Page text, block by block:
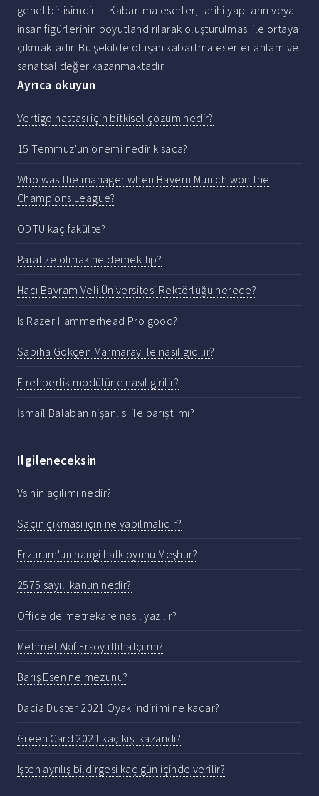
genel bir isimdir. ... Kabartma eserler, tarihi yapıların veya
insan figürlerinin boyutlandırılarak oluşturulması ile ortaya
çıkmaktadır. Bu şekilde oluşan kabartma eserler anlam ve
sanatsal değer kazanmaktadır.
Ayrıca okuyun
Vertigo hastası için bitkisel çözüm nedir?
15 Temmuz'un önemi nedir kısaca?
Who was the manager when Bayern Munich won the
Champions League?
ODTÜ kaç fakülte?
Paralize olmak ne demek tıp?
Hacı Bayram Veli Üniversitesi Rektörlüğü nerede?
Is Razer Hammerhead Pro good?
Sabiha Gökçen Marmaray ile nasıl gidilir?
E rehberlik modülüne nasıl girilir?
İsmail Balaban nişanlısı ile barıştı mı?
Ilgileneceksin
Vs nin açılımı nedir?
Saçın çıkması için ne yapılmalıdır?
Erzurum'un hangi halk oyunu Meşhur?
2575 sayılı kanun nedir?
Office de metrekare nasıl yazılır?
Mehmet Akif Ersoy ittihatçı mı?
Barış Esen ne mezunu?
Dacia Duster 2021 Oyak indirimi ne kadar?
Green Card 2021 kaç kişi kazandı?
Işten ayrılış bildirgesi kaç gün içinde verilir?